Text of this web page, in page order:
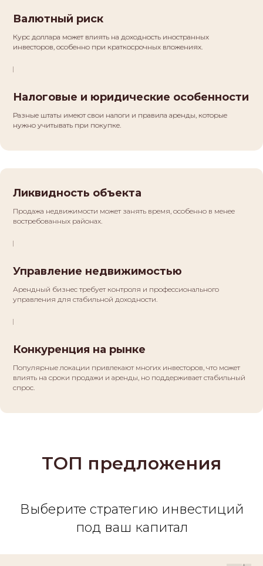
Валютный риск
Курс доллара может влиять на доходность иностранных
инвесторов, особенно при краткосрочных вложениях.
Налоговые и юридические особенности
Разные штаты имеют свои налоги и правила аренды, которые
нужно учитывать при покупке.
Ликвидность объекта
Продажа недвижимости может занять время, особенно в менее
востребованных районах.
Управление недвижимостью
Арендный бизнес требует контроля и профессионального
управления для стабильной доходности.
Конкуренция на рынке
Популярные локации привлекают многих инвесторов, что может
влиять на сроки продажи и аренды, но поддерживает стабильный
спрос.
ТОП предложения
Выберите стратегию инвестиций
под ваш капитал